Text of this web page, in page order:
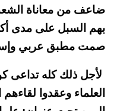
ضاعف من معاناة
بهم السبل على مدى
صمت مطبق عربي
لأجل ذلك كله تداعى
العلماء وعقدوا